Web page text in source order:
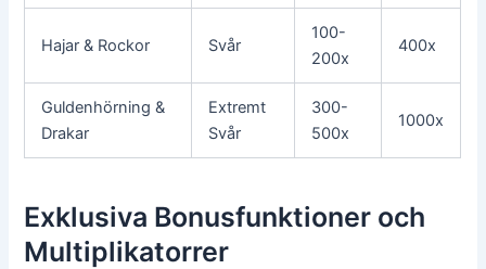
Hajar & Rockor Svår
100-
200x
400x
Guldenhörning &
Drakar
Extremt
Svår
300-
500x
1000x
Exklusiva Bonusfunktioner och
Multiplikatorrer